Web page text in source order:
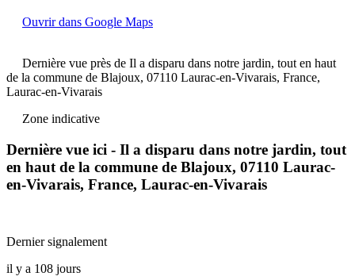
Ouvrir dans Google Maps
Dernière vue près de Il a disparu dans notre jardin, tout en haut
de la commune de Blajoux, 07110 Laurac-en-Vivarais, France,
Laurac-en-Vivarais
Zone indicative
Dernière vue ici - Il a disparu dans notre jardin, tout
en haut de la commune de Blajoux, 07110 Laurac-
en-Vivarais, France, Laurac-en-Vivarais
Dernier signalement
il y a 108 jours